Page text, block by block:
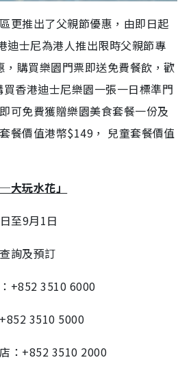
更推出了父親節優惠，由即日起
迪士尼為港人推出限時父親節專
，購買樂園門票即送免費餐飲，歡
香港迪士尼樂園一張一日標準門
可免費獲贈樂園美食套餐一份及
餐價值港幣$149， 兒童套餐價值
大玩水花」
至9月1日
詢及預訂
+852 3510 6000
3510 5000
：+852 3510 2000